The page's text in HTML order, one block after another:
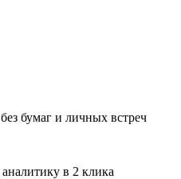
бумаг и личных встреч
в 2 клика